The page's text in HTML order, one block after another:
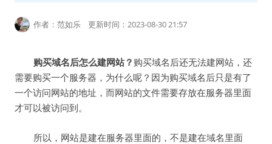
作者：范如乐 更新时间：2023-08-30 21:57
购买域名后怎么建网站？ 购买域名后还无法建网站，还
需要购买一个服务器，为什么呢？因为购买域名后只是有了
一个访问网站的地址，而网站的文件需要存放在服务器里面
才可以被访问到。
所以，网站是建在服务器里面的，不是建在域名里面